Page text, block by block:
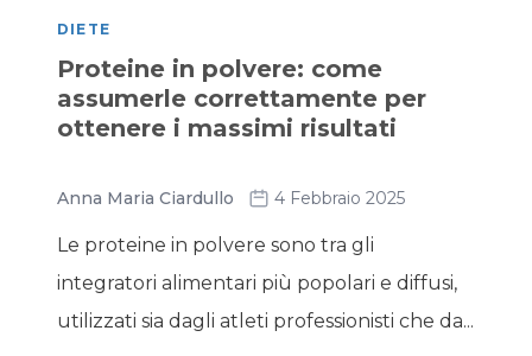
DIETE
Proteine in polvere: come
assumerle correttamente per
ottenere i massimi risultati
Anna Maria Ciardullo 4 Febbraio 2025
Le proteine in polvere sono tra gli
integratori alimentari più popolari e diffusi,
utilizzati sia dagli atleti professionisti che da...